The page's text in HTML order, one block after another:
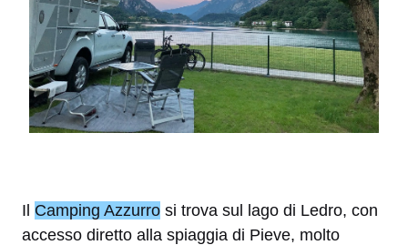
Il Camping Azzurro si trova sul lago di Ledro, con
accesso diretto alla spiaggia di Pieve, molto